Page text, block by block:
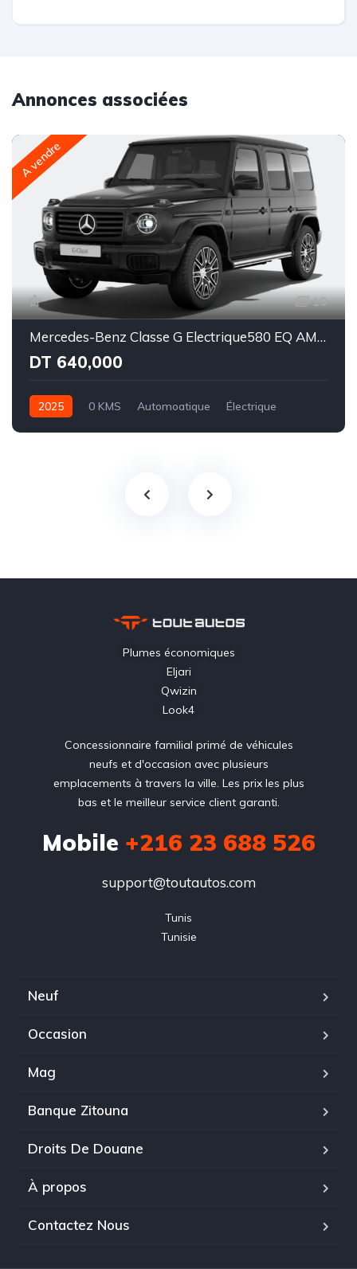
Annonces associées
A vendre
10
Mercedes-Benz Classe G Electrique580 EQ AMG Line Superior
DT 640,000
2025 0 KMS Automoatique
Électrique
Plumes économiques
Eljari
Qwizin
Look4
Concessionnaire familial primé de véhicules
neufs et d'occasion avec plusieurs
emplacements à travers la ville. Les prix les plus
bas et le meilleur service client garanti.
Mobile +216 23 688 526
support@toutautos.com
Tunis
Tunisie
Neuf
Occasion
Mag
Banque Zitouna
Droits De Douane
À propos
Contactez Nous